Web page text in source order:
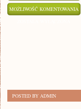
MOŻLIWOŚĆ KOMENTOWANIA
POSTED BY ADMIN